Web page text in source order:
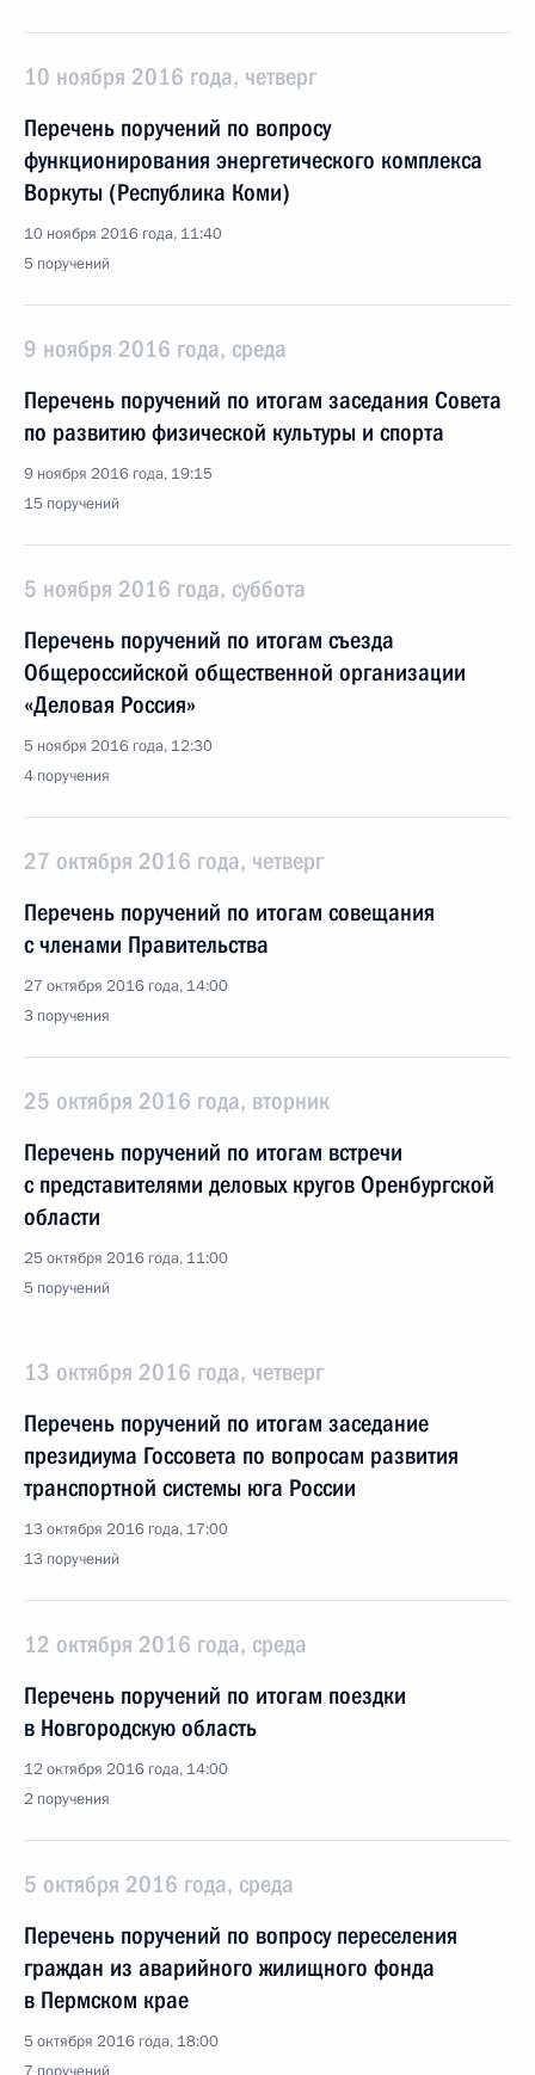
10 ноября 2016 года, четверг
Перечень поручений по вопросу
функционирования энергетического комплекса
Воркуты (Республика Коми)
10 ноября 2016 года, 11:40
5 поручений
9 ноября 2016 года, среда
Перечень поручений по итогам заседания Совета
по развитию физической культуры и спорта
9 ноября 2016 года, 19:15
15 поручений
5 ноября 2016 года, суббота
Перечень поручений по итогам съезда
Общероссийской общественной организации
«Деловая Россия»
5 ноября 2016 года, 12:30
4 поручения
27 октября 2016 года, четверг
Перечень поручений по итогам совещания
с членами Правительства
27 октября 2016 года, 14:00
3 поручения
25 октября 2016 года, вторник
Перечень поручений по итогам встречи
с представителями деловых кругов Оренбургской
области
25 октября 2016 года, 11:00
5 поручений
13 октября 2016 года, четверг
Перечень поручений по итогам заседание
президиума Госсовета по вопросам развития
транспортной системы юга России
13 октября 2016 года, 17:00
13 поручений
12 октября 2016 года, среда
Перечень поручений по итогам поездки
в Новгородскую область
12 октября 2016 года, 14:00
2 поручения
5 октября 2016 года, среда
Перечень поручений по вопросу переселения
граждан из аварийного жилищного фонда
в Пермском крае
5 октября 2016 года, 18:00